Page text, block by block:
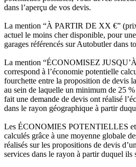
dans l’aperçu de vos devis.
La mention “À PARTIR DE XX €”
actuel le moins cher disponible, pour
garages référencés sur Autobutler dans
La mention “ÉCONOMISEZ
correspond à l’économie potentielle
fourchette entre la proposition de devis
au sein de laquelle un minimum de 25
fait une demande de devis ont réalisé
dans le rayon géographique à partir
Les ÉCONOMIES POTENTIELLES
calculés grâce à une moyenne globale
réalisés sur les propositions de devis
services dans le rayon à partir duquel ils